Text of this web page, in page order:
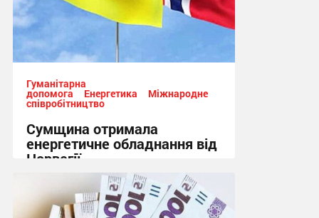
Гуманітарна
допомога Енергетика Міжнародне
співробітництво
Сумщина отримала
енергетичне обладнання від
Норвегії
13:50 вчора